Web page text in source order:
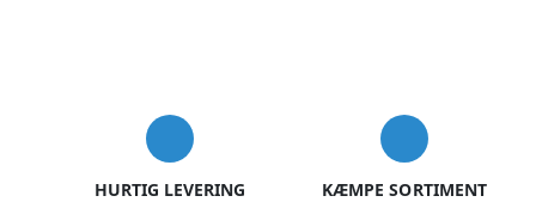
HURTIG LEVERING KÆMPE SORTIMENT